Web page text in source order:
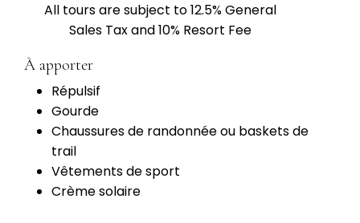
All tours are subject to 12.5% General
Sales Tax and 10% Resort Fee
À apporter
Répulsif
Gourde
Chaussures de randonnée ou baskets de
trail
Vêtements de sport
Crème solaire